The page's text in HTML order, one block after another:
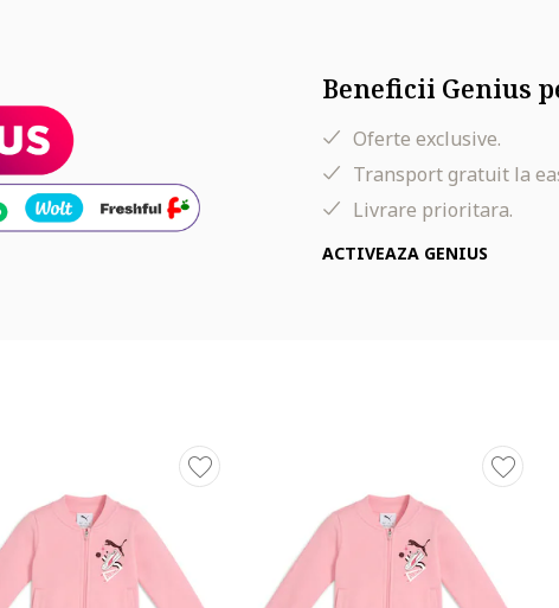
Beneficii Genius
Oferte exclusive.
Transport gratuit la
Livrare prioritara.
ACTIVEAZA GENIUS